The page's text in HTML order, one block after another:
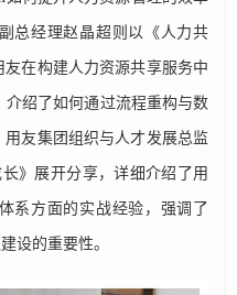
总经理赵晶超则以《人力共
在构建人力资源共享服务中
介绍了如何通过流程重构与数
友集团组织与人才发展总监
》展开分享，详细介绍了用
系方面的实战经验，强调了
设的重要性。